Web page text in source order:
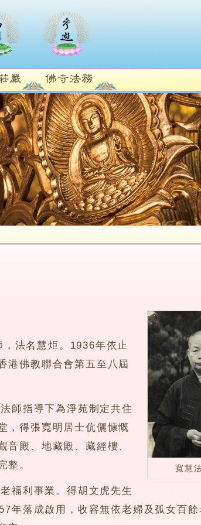
寬慧
法名慧炬。1936年依止
港佛教聯合會第五至八屆
指導下為淨苑制定共住
，得張寬明居士伉儷慷慨
音殿、地藏殿、藏經樓、
整。
利事業。得胡文虎先生
年落成啟用，收容無依老婦及孤女百